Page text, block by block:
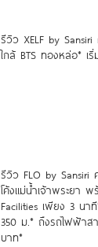
รีวิว XELF by
ใกล้ BTS ทองหล่อ* เ
รีวิว FLO by Sansiri
โค้งแม่น้ำเจ้าพระยา
Facilities เพียง 3 นา
350 ม.* ถึงรถไฟฟ้าส
บาท*